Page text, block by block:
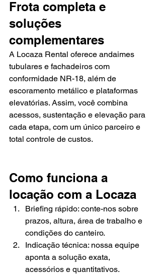
Frota completa e
soluções
complementares
A Locaza Rental oferece andaimes
tubulares e fachadeiros com
conformidade NR-18, além de
escoramento metálico e plataformas
elevatórias. Assim, você combina
acessos, sustentação e elevação para
cada etapa, com um único parceiro e
total controle de custos.
Como funciona a
locação com a Locaza
Briefing rápido: conte-nos sobre
prazos, altura, área de trabalho e
condições do canteiro.
Indicação técnica: nossa equipe
aponta a solução exata,
acessórios e quantitativos.